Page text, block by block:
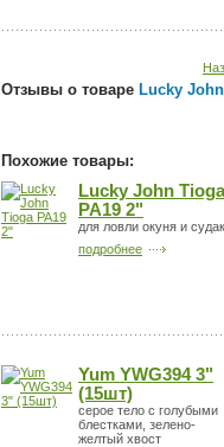
Отзывы о товаре Lucky
Похожие товары:
Lucky John Tioga
PA19 2"
для ловли окуня и
подробнее
Yum YWG394 3"
(15шт)
серое тело с голубыми
блестками, зелено-
желтый хвост